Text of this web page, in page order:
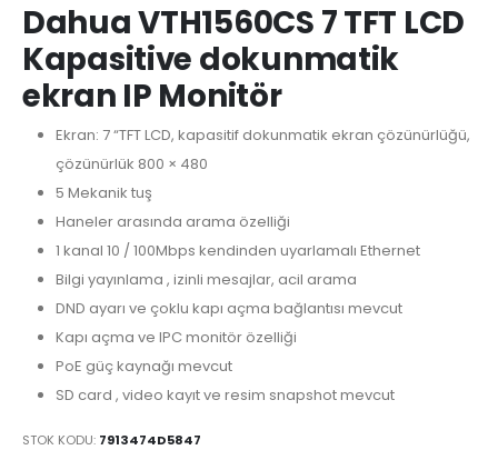
Dahua VTH1560CS 7 TFT LCD
Kapasitive dokunmatik
ekran IP Monitör
Ekran: 7 “TFT LCD, kapasitif dokunmatik ekran çözünürlüğü,
çözünürlük 800 × 480
5 Mekanik tuş
Haneler arasında arama özelliği
1 kanal 10 / 100Mbps kendinden uyarlamalı Ethernet
Bilgi yayınlama , izinli mesajlar, acil arama
DND ayarı ve çoklu kapı açma bağlantısı mevcut
Kapı açma ve IPC monitör özelliği
PoE güç kaynağı mevcut
SD card , video kayıt ve resim snapshot mevcut
STOK KODU: 7913474D5847